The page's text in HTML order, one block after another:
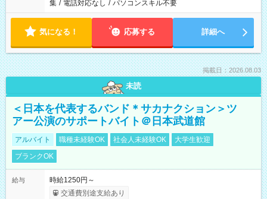
集 / 電話対応なし / パソコンスキル不要
気になる！ 応募する 詳細へ
掲載日：2026.08.03
未読
＜日本を代表するバンド＊サカナクション＞ツ
アー公演のサポートバイト＠日本武道館
アルバイト 職種未経験OK 社会人未経験OK
大学生歓迎
ブランクOK
給与
時給1250円～
交通費別途支給あり